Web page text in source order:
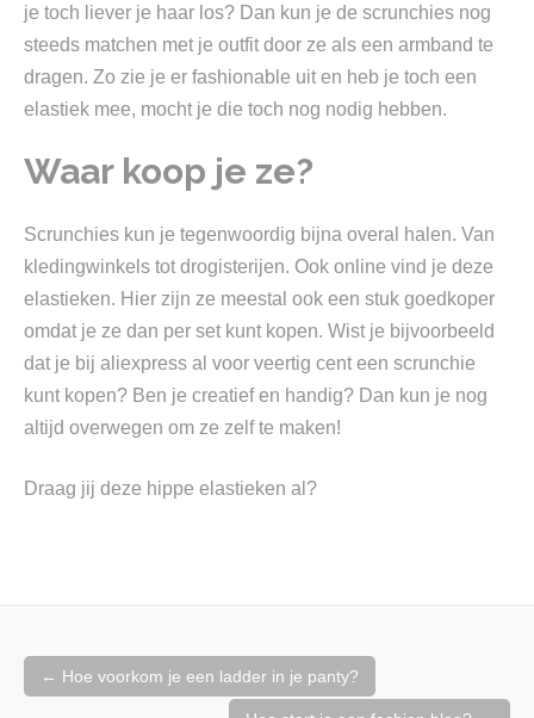
je toch liever je haar los? Dan kun je de scrunchies nog
steeds matchen met je outfit door ze als een armband te
dragen. Zo zie je er fashionable uit en heb je toch een
elastiek mee, mocht je die toch nog nodig hebben.
Waar koop je ze?
Scrunchies kun je tegenwoordig bijna overal halen. Van
kledingwinkels tot drogisterijen. Ook online vind je deze
elastieken. Hier zijn ze meestal ook een stuk goedkoper
omdat je ze dan per set kunt kopen. Wist je bijvoorbeeld
dat je bij aliexpress al voor veertig cent een scrunchie
kunt kopen? Ben je creatief en handig? Dan kun je nog
altijd overwegen om ze zelf te maken!
Draag jij deze hippe elastieken al?
Berichtnavigatie
← Hoe voorkom je een ladder in je panty?